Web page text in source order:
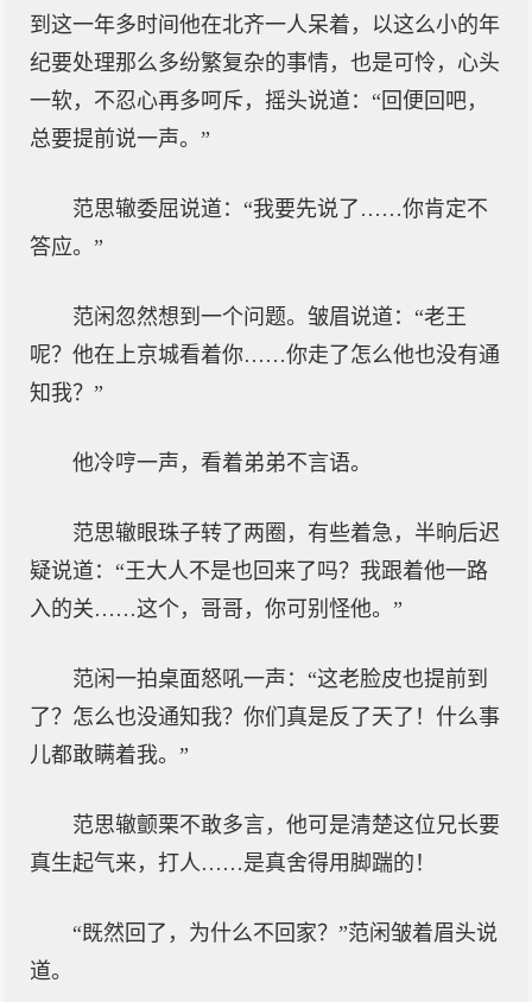
到这一年多时间他在北齐一人呆着，以这么小的年
纪要处理那么多纷繁复杂的事情，也是可怜，心头
一软，不忍心再多呵斥，摇头说道：“回便回吧，
总要提前说一声。”
范思辙委屈说道：“我要先说了……你肯定不
答应。”
范闲忽然想到一个问题。皱眉说道：“老王
呢？他在上京城看着你……你走了怎么他也没有通
知我？”
他冷哼一声，看着弟弟不言语。
范思辙眼珠子转了两圈，有些着急，半晌后迟
疑说道：“王大人不是也回来了吗？我跟着他一路
入的关……这个，哥哥，你可别怪他。”
范闲一拍桌面怒吼一声：“这老脸皮也提前到
了？怎么也没通知我？你们真是反了天了！什么事
儿都敢瞒着我。”
范思辙颤栗不敢多言，他可是清楚这位兄长要
真生起气来，打人……是真舍得用脚踹的！
“既然回了，为什么不回家？”范闲皱着眉头说
道。